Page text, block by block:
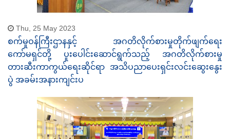
Thu, 25 May 2023
စက်မှုဝန်ကြီးဌာနနှင့် အဂတိလိုက်စားမှုတိုက်ဖျက်ရေး
ကော်မရှင်တို့ ပူးပေါင်းဆောင်ရွက်သည့် အဂတိလိုက်စားမှု
တားဆီးကာကွယ်ရေးဆိုင်ရာ အသိပညာပေးရှင်းလင်းဆွေးနွေး
ပွဲ အခမ်းအနားကျင်းပ